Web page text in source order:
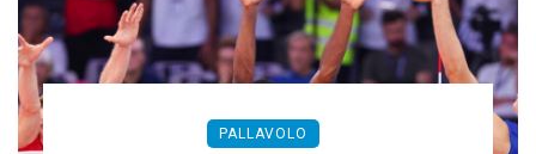
PALLAVOLO